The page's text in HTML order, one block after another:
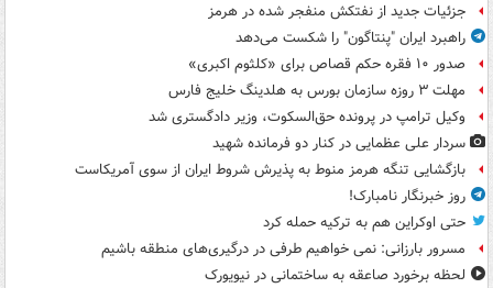
جزئیات جدید از نفتکش منفجر شده در هرمز
راهبرد ایران "پنتاگون" را شکست می‌دهد
صدور ۱۰ فقره حکم قصاص برای «کلثوم اکبری»
مهلت ۳ روزه سازمان بورس به هلدینگ خلیج فارس
وکیل ترامپ در پرونده حق‌السکوت، وزیر دادگستری شد
سردار علی عظمایی در کنار دو فرمانده شهید
بازگشایی تنگه هرمز منوط به پذیرش شروط ایران از سوی آمریکاست
روز خبرنگار نامبارک!
حتی اوکراین هم به ترکیه حمله کرد
مسرور بارزانی: نمی خواهیم طرفی در درگیری‌های منطقه باشیم
لحظه برخورد صاعقه به ساختمانی در نیویورک